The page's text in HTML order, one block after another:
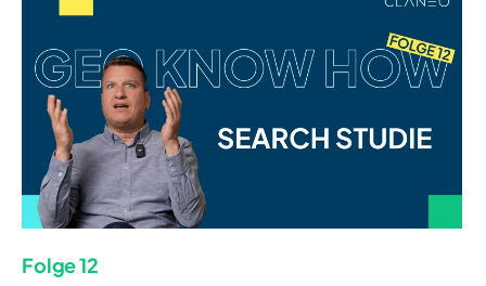
Folge 12